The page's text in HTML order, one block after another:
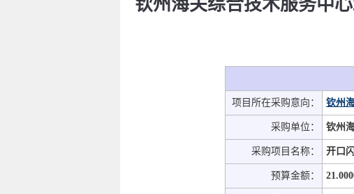
钦州海关综合技术服务中
项目所在采购意向： 钦州
采购单位： 钦州
采购项目名称： 开口
预算金额：